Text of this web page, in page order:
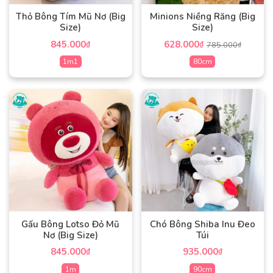
có
thể
chọn
trên
trang
sản
phẩm
thể
chọn
trên
trang
phẩm
Thỏ Bông Tím Mũ Nơ (Big
Size)
845.000₫
1m1
Sản
phẩm
này
có
nhiều
biến
thể.
Các
tùy
chọn
có
thể
chọn
Minions Niềng Răng (Big
Size)
628.000₫ 785.000₫
80cm
Sản
này
có
nhiều
biến
thể.
Các
chọn
có
thể
chọn
Gấu Bông Lotso Đỏ Mũ
Nơ (Big Size)
845.000₫
1m
Chó Bông Shiba Inu Đeo
Túi
935.000₫
90cm